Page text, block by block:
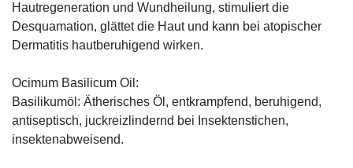
Hautregeneration und Wundheilung, stimuliert die
Desquamation, glättet die Haut und kann bei atopischer
Dermatitis hautberuhigend wirken.
Ocimum Basilicum Oil:
Basilikumöl: Ätherisches Öl, entkrampfend, beruhigend,
antiseptisch, juckreizlindernd bei Insektenstichen,
insektenabweisend.